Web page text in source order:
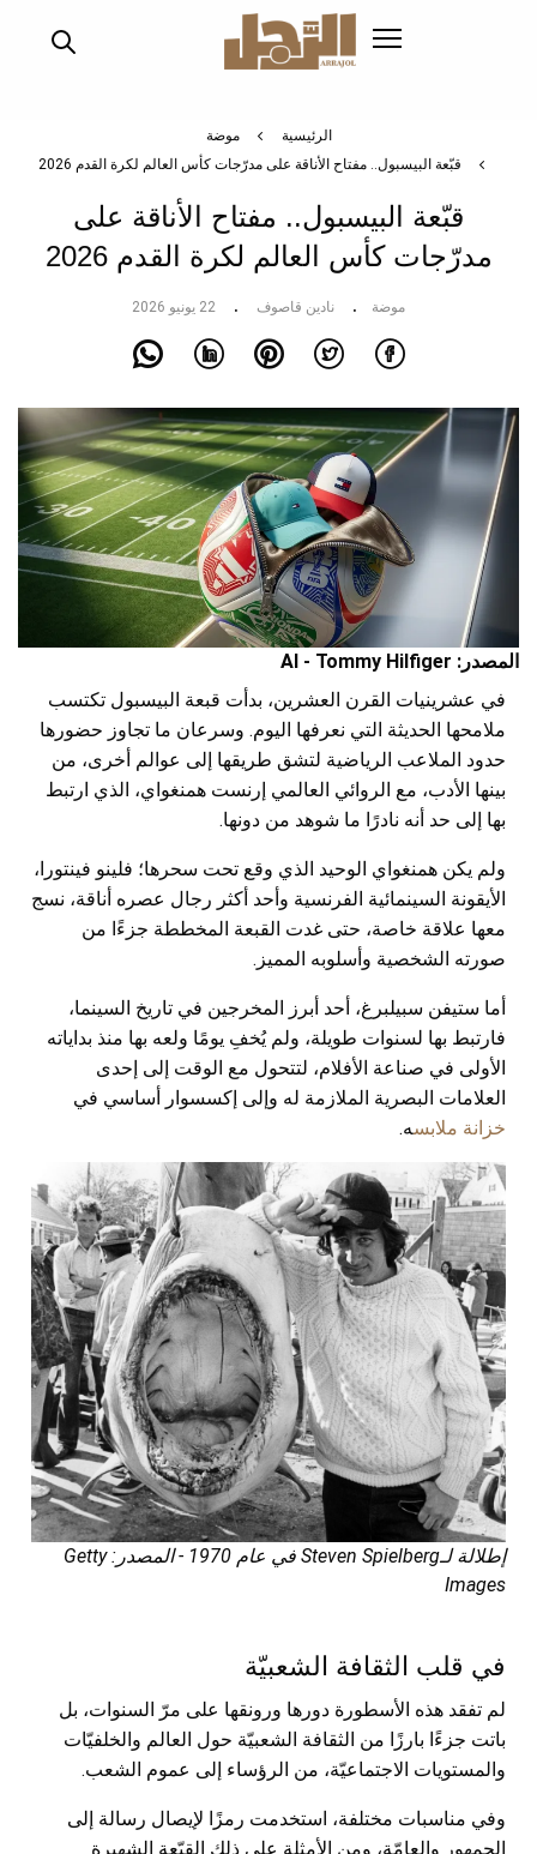
الرئيسية
موضة
قبّعة البيسبول.. مفتاح الأناقة على مدرّجات كأس العالم لكرة القدم 2026
قبّعة البيسبول.. مفتاح الأناقة على
مدرّجات كأس العالم لكرة القدم 2026
موضة نادين قاصوف 22 يونيو 2026
المصدر: AI - Tommy Hilfiger
في عشرينيات القرن العشرين، بدأت قبعة البيسبول تكتسب
ملامحها الحديثة التي نعرفها اليوم. وسرعان ما تجاوز حضورها
حدود الملاعب الرياضية لتشق طريقها إلى عوالم أخرى، من
بينها الأدب، مع الروائي العالمي إرنست همنغواي، الذي ارتبط
بها إلى حد أنه نادرًا ما شوهد من دونها.
ولم يكن همنغواي الوحيد الذي وقع تحت سحرها؛ فلينو فينتورا،
الأيقونة السينمائية الفرنسية وأحد أكثر رجال عصره أناقة، نسج
معها علاقة خاصة، حتى غدت القبعة المخططة جزءًا من
صورته الشخصية وأسلوبه المميز.
أما ستيفن سبيلبرغ، أحد أبرز المخرجين في تاريخ السينما،
فارتبط بها لسنوات طويلة، ولم يُخفِ يومًا ولعه بها منذ بداياته
الأولى في صناعة الأفلام، لتتحول مع الوقت إلى إحدى
العلامات البصرية الملازمة له وإلى إكسسوار أساسي في
خزانة ملابسه.
إطلالة لـSteven Spielberg في عام 1970 - المصدر: Getty
Images
في قلب الثقافة الشعبيّة
لم تفقد هذه الأسطورة دورها ورونقها على مرّ السنوات، بل
باتت جزءًا بارزًا من الثقافة الشعبيّة حول العالم والخلفيّات
والمستويات الاجتماعيّة، من الرؤساء إلى عموم الشعب.
وفي مناسبات مختلفة، استخدمت رمزًا لإيصال رسالة إلى
الجمهور والعامّة، ومن الأمثلة على ذلك القبّعة الشهيرة